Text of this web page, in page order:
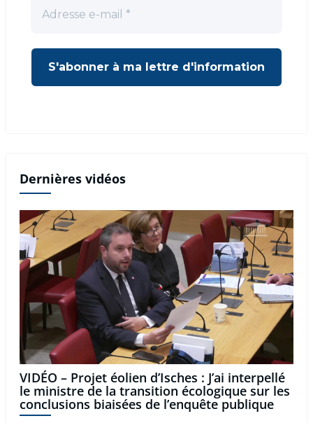
Dernières vidéos
VIDÉO – Projet éolien d’Isches : J’ai interpellé
le ministre de la transition écologique sur les
conclusions biaisées de l’enquête publique